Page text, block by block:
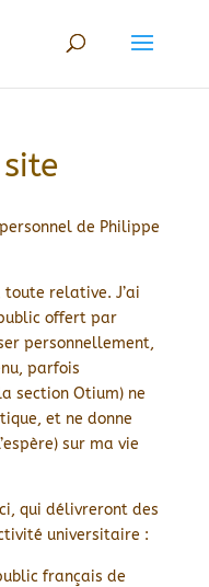
de Philippe
relative. J’ai
offert par
personnellement,
parfois
section Otium) ne
et ne donne
sur ma vie
qui délivreront des
universitaire :
français de